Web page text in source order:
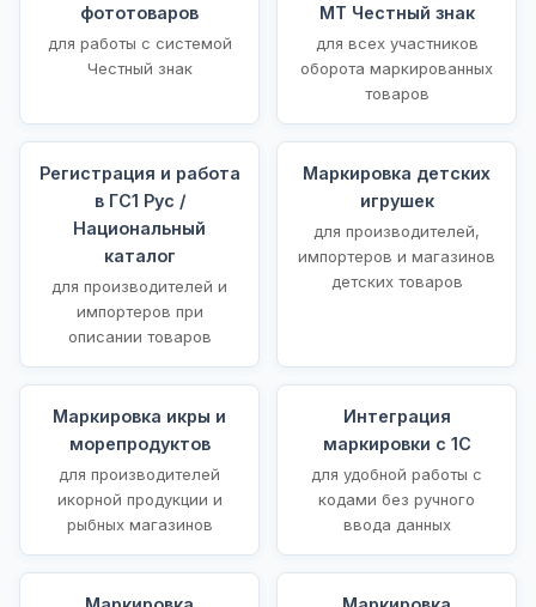
фототоваров
для работы с системой
Честный знак
МТ Честный знак
для всех участников
оборота маркированных
товаров
Регистрация и работа
в ГС1 Рус /
Национальный
каталог
для производителей и
импортеров при
описании товаров
Маркировка детских
игрушек
для производителей,
импортеров и магазинов
детских товаров
Маркировка икры и
морепродуктов
для производителей
икорной продукции и
рыбных магазинов
Интеграция
маркировки с 1С
для удобной работы с
кодами без ручного
ввода данных